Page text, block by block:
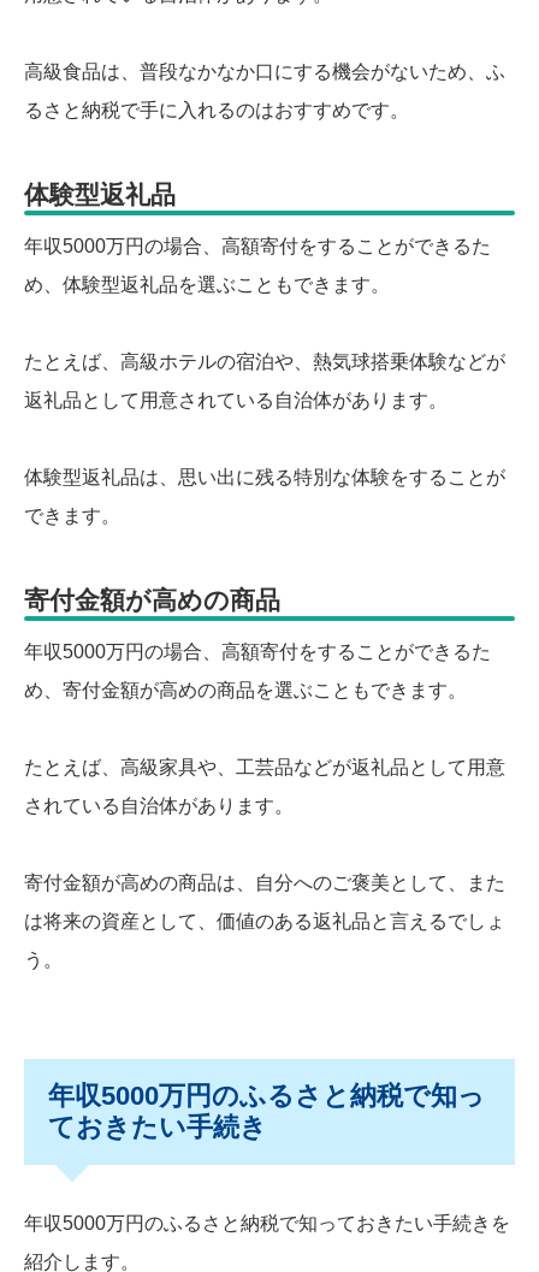
高級食品は、普段なかなか口にする機会がないため、ふ
るさと納税で手に入れるのはおすすめです。
体験型返礼品
年収5000万円の場合、高額寄付をすることができるた
め、体験型返礼品を選ぶこともできます。
たとえば、高級ホテルの宿泊や、熱気球搭乗体験などが
返礼品として用意されている自治体があります。
体験型返礼品は、思い出に残る特別な体験をすることが
できます。
寄付金額が高めの商品
年収5000万円の場合、高額寄付をすることができるた
め、寄付金額が高めの商品を選ぶこともできます。
たとえば、高級家具や、工芸品などが返礼品として用意
されている自治体があります。
寄付金額が高めの商品は、自分へのご褒美として、また
は将来の資産として、価値のある返礼品と言えるでしょ
う。
年収5000万円のふるさと納税で知っ
ておきたい手続き
年収5000万円のふるさと納税で知っておきたい手続きを
紹介します。